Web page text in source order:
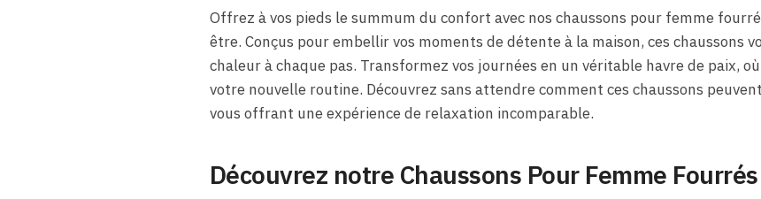
Offrez à vos pieds le summum du confort avec nos chaussons pour femme
être. Conçus pour embellir vos moments de détente à la maison, ces chaussons
chaleur à chaque pas. Transformez vos journées en un véritable havre de paix,
votre nouvelle routine. Découvrez sans attendre comment ces chaussons
vous offrant une expérience de relaxation incomparable.
Découvrez notre Chaussons Pour Femme Fourrés